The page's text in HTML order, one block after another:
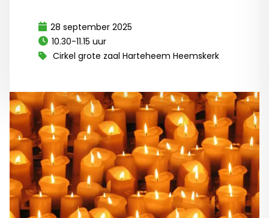
28 september 2025
10.30-11.15 uur
Cirkel grote zaal Harteheem Heemskerk